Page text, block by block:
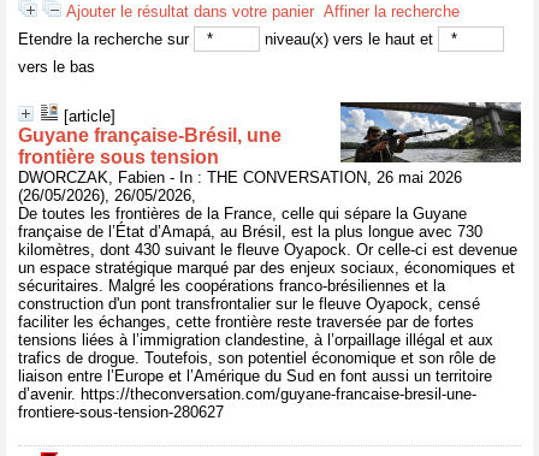
Ajouter le résultat dans votre panier Affiner la recherche
Etendre la recherche sur
niveau(x) vers le haut et
vers le bas
[article]
Guyane française‑Brésil, une
frontière sous tension
DWORCZAK, Fabien - In : THE CONVERSATION, 26 mai 2026
(26/05/2026), 26/05/2026,
De toutes les frontières de la France, celle qui sépare la Guyane
française de l’État d’Amapá, au Brésil, est la plus longue avec 730
kilomètres, dont 430 suivant le fleuve Oyapock. Or celle-ci est devenue
un espace stratégique marqué par des enjeux sociaux, économiques et
sécuritaires. Malgré les coopérations franco-brésiliennes et la
construction d'un pont transfrontalier sur le fleuve Oyapock, censé
faciliter les échanges, cette frontière reste traversée par de fortes
tensions liées à l’immigration clandestine, à l’orpaillage illégal et aux
trafics de drogue. Toutefois, son potentiel économique et son rôle de
liaison entre l’Europe et l’Amérique du Sud en font aussi un territoire
d’avenir. https://theconversation.com/guyane-francaise-bresil-une-
frontiere-sous-tension-280627